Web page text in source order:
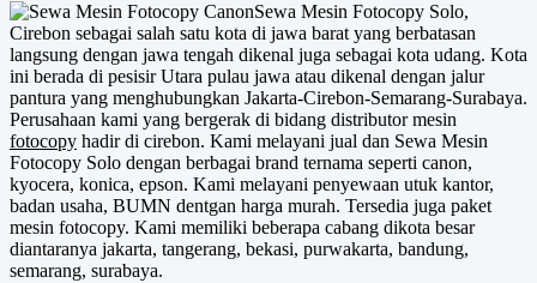
Sewa Mesin Fotocopy Solo,
Cirebon sebagai salah satu kota di jawa barat yang berbatasan
langsung dengan jawa tengah dikenal juga sebagai kota udang. Kota
ini berada di pesisir Utara pulau jawa atau dikenal dengan jalur
pantura yang menghubungkan Jakarta-Cirebon-Semarang-Surabaya.
Perusahaan kami yang bergerak di bidang distributor mesin
fotocopy hadir di cirebon. Kami melayani jual dan Sewa Mesin
Fotocopy Solo dengan berbagai brand ternama seperti canon,
kyocera, konica, epson. Kami melayani penyewaan utuk kantor,
badan usaha, BUMN dentgan harga murah. Tersedia juga paket
mesin fotocopy. Kami memiliki beberapa cabang dikota besar
diantaranya jakarta, tangerang, bekasi, purwakarta, bandung,
semarang, surabaya.